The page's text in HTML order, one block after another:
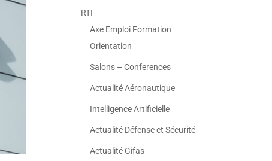
RTI
Axe Emploi Formation
Orientation
Salons – Conferences
Actualité Aéronautique
Intelligence Artificielle
Actualité Défense et Sécurité
Actualité Gifas